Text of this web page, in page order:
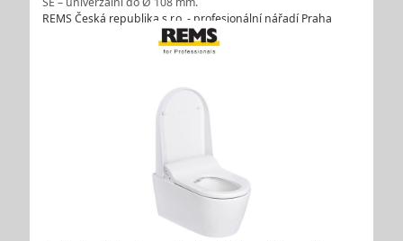
REMS Česká republika s.r.o. - profesionální nářadí Praha